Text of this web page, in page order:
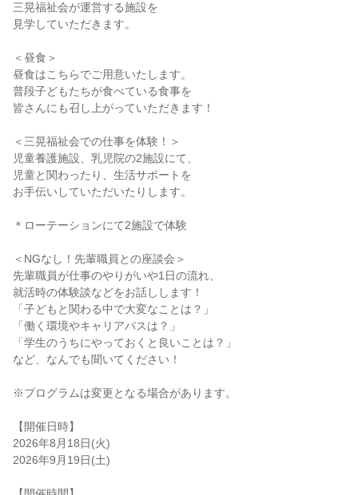
三晃福祉会が運営する施設を
見学していただきます。
＜昼食＞
昼食はこちらでご用意いたします。
普段子どもたちが食べている食事を
皆さんにも召し上がっていただきます！
＜三晃福祉会での仕事を体験！＞
児童養護施設、乳児院の2施設にて、
児童と関わったり、生活サポートを
お手伝いしていただいたりします。
＊ローテーションにて2施設で体験
＜NGなし！先輩職員との座談会＞
先輩職員が仕事のやりがいや1日の流れ、
就活時の体験談などをお話しします！
「子どもと関わる中で大変なことは？」
「働く環境やキャリアパスは？」
「学生のうちにやっておくと良いことは？」
など、なんでも聞いてください！
※プログラムは変更となる場合があります。
【開催日時】
2026年8月18日(火)
2026年9月19日(土)